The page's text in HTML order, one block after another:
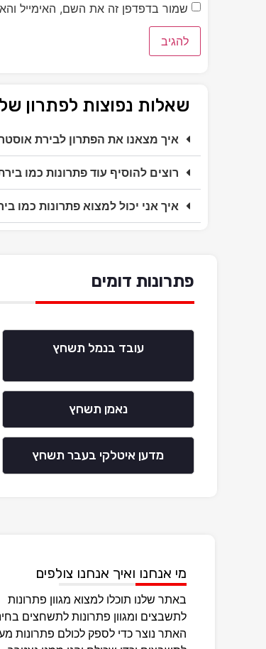
שמור בדפדפן זה את השם, האימייל
שאלות נפוצות לפתרון
איך מצאנו את הפתרון לבירת
רוצים להוסיף עוד פתרונות כמו
איך אני יכול למצוא פתרונות כמו
פתרונות דומים
עובד בנמל תשחץ
נאמן תשחץ
מדען איטלקי בעבר תשחץ
מי אנחנו ואיך אנחנו צולפים
באתר שלנו תוכלו למצוא מגוון פתרונות
לתשבצים ומגוון פתרונות לתשחצים
האתר נוצר כדי לספק לכולם פתרונות